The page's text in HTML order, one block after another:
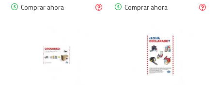
Comprar ahora Comprar ahora